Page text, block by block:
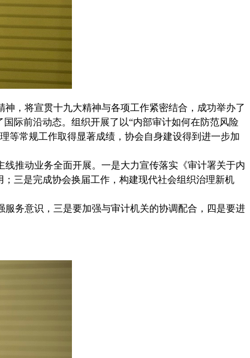
，将宣贯十九大精神与各项工作紧密结合，成功举办了
际前沿动态。组织开展了以“内部审计如何在防范风险
等常规工作取得显著成绩，协会自身建设得到进一步加
推动业务全面开展。一是大力宣传落实《审计署关于内
三是完成协会换届工作，构建现代社会组织治理新机
务意识，三是要加强与审计机关的协调配合，四是要进